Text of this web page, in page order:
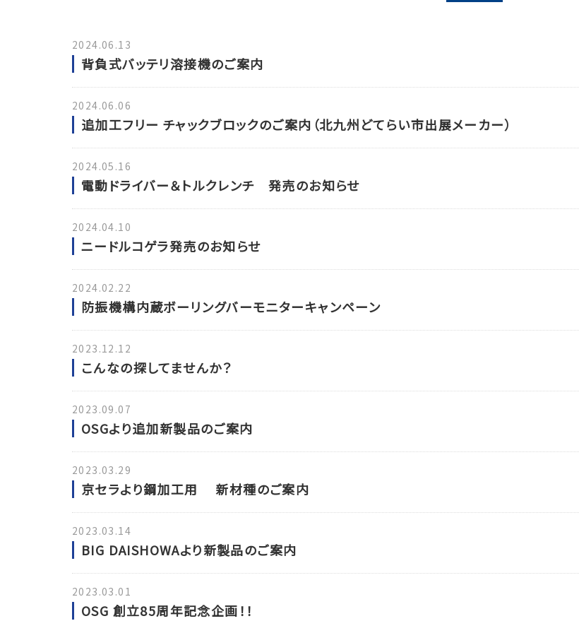
2024.06.13
背負式バッテリ溶接機のご案内
2024.06.06
追加工フリー チャックブロックのご案内（北九州どてらい市出展メーカー）
2024.05.16
電動ドライバー＆トルクレンチ 発売のお知らせ
2024.04.10
ニードルコゲラ発売のお知らせ
2024.02.22
防振機構内蔵ボーリングバーモニターキャンペーン
2023.12.12
こんなの探してませんか？
2023.09.07
OSGより追加新製品のご案内
2023.03.29
京セラより鋼加工用 新材種のご案内
2023.03.14
BIG DAISHOWAより新製品のご案内
2023.03.01
OSG 創立85周年記念企画！！